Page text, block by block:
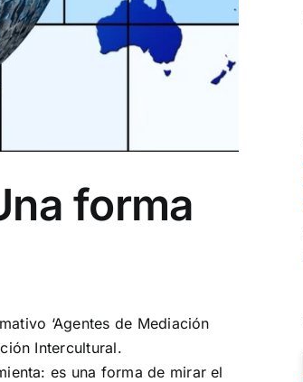
forma
‘Agentes de Mediación
Intercultural.
es una forma de mirar el